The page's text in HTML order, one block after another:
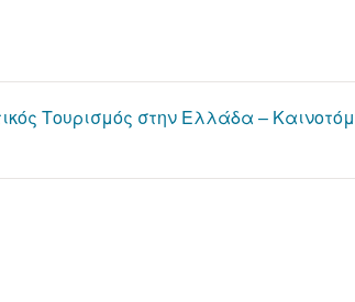
Τουρισμός στην Ελλάδα –